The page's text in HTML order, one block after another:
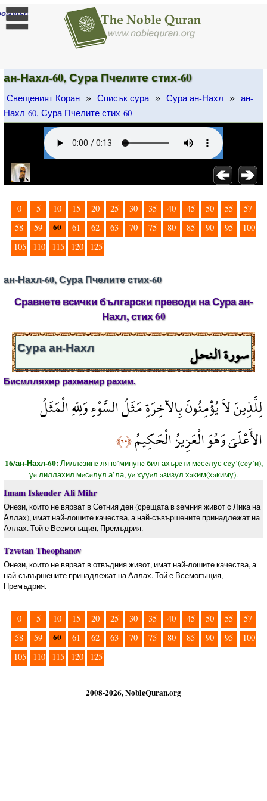
]
ан-Нахл-60, Сура Пчелите стих-60
Свещеният Коран » Списък сура » Сура ан-Нахл » ан-
Нахл-60, Сура Пчелите стих-60
0 5 10 15 20 25 30 35 40 45 50 55
57
58
59 60 61 62 63 70 75 80 85 90 95
100
105
110 115 120 125
ан-Нахл-60, Сура Пчелите стих-60
Сравнете всички български преводи на Сура ан-
Нахл, стих 60
سورة النحل Сура ан-Нахл
Бисмлляхир рахманир рахим.
لِلَّذِينَ لاَ يُؤْمِنُونَ بِالآخِرَةِ مَثَلُ السَّوْءِ وَلِلّهِ الْمَثَلُ
الأَعْلَىَ وَهُوَ الْعَزِيزُ الْحَكِيمُ﴿٦٠﴾
16/ан-Нахл-60:Лиллeзинe ля ю’минунe бил ахърeти мeсeлус сeу’(сeу’и),
уe лиллахил мeсeлул а’ла, уe хууeл aзизул хaким(хaкиму).
Imam Iskender Ali Mihr
Онези, които не вярват в Сетния ден (срещата в земния живот с Лика на
Аллах), имат най-лошите качества, а най-съвършените принадлежат на
Аллах. Той е Всемогъщия, Премъдрия.
Tzvetan Theophanov
Онези, които не вярват в отвъдния живот, имат най-лошите качества, а
най-съвършените принадлежат на Аллах. Той е Всемогъщия,
Премъдрия.
0 5 10 15 20 25 30 35 40 45 50 55
57
58
59 60 61 62 63 70 75 80 85 90 95
100
105
110 115 120 125
2008-2026, NobleQuran.org